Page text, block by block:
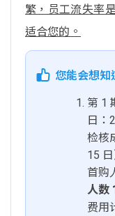
繁，员工流失率
适合您的。
您能会想知
第 1
日：
检核
15 日
首购
人数
费用